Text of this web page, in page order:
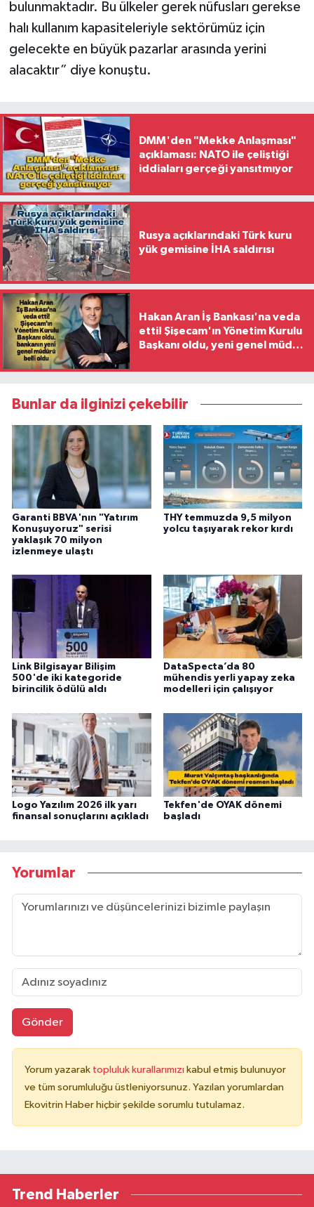
bulunmaktadır. Bu ülkeler gerek nüfusları gerekse
halı kullanım kapasiteleriyle sektörümüz için
gelecekte en büyük pazarlar arasında yerini
alacaktır” diye konuştu.
DMM'den "Mekke Anlaşması"
açıklaması: NATO ile çeliştiği
iddiaları gerçeği yansıtmıyor
Rusya açıklarındaki Türk kuru
yük gemisine İHA saldırısı
Hakan Aran İş Bankası'na veda
etti! Şişecam'ın Yönetim Kurulu
Başkanı oldu, yeni genel müdür
Bunlar da ilginizi çekebilir
Garanti BBVA'nın "Yatırım
Konuşuyoruz" serisi
yaklaşık 70 milyon
izlenmeye ulaştı
THY temmuzda 9,5 milyon
yolcu taşıyarak rekor kırdı
Link Bilgisayar Bilişim
500'de iki kategoride
birincilik ödülü aldı
DataSpecta’da 80
mühendis yerli yapay zeka
modelleri için çalışıyor
Logo Yazılım 2026 ilk yarı
finansal sonuçlarını açıkladı
Tekfen'de OYAK dönemi
başladı
Yorumlar
Gönder
Yorum yazarak topluluk kurallarımızı kabul etmiş bulunuyor
ve tüm sorumluluğu üstleniyorsunuz. Yazılan yorumlardan
Ekovitrin Haber hiçbir şekilde sorumlu tutulamaz.
Trend Haberler